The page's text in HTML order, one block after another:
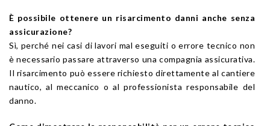
È possibile ottenere un risarcimento danni anche senza
assicurazione?
Sì, perché nei casi di lavori mal eseguiti o errore tecnico non
è necessario passare attraverso una compagnia assicurativa.
Il risarcimento può essere richiesto direttamente al cantiere
nautico, al meccanico o al professionista responsabile del
danno.